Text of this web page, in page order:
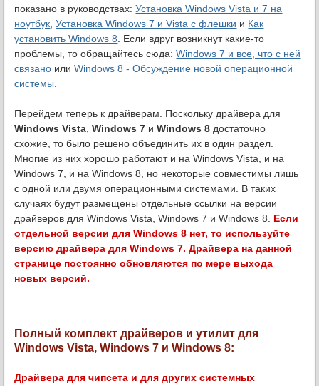
показано в руководствах:Установка Windows Vista и 7 на
ноутбук ,Установка Windows 7 и Vista с флешки и Как
установить Windows 8 . Если вдруг возникнут какие-то
проблемы, то обращайтесь сюда:Windows 7 и все, что с ней
связано илиWindows 8 - Обсуждение новой операционной
системы
Перейдем теперь к драйверам. Поскольку драйвера для
Windows Vista ,Windows 7 иWindows 8 достаточно
схожие, то было решено объединить их в один раздел.
Многие из них хорошо работают и на Windows Vista, и на
Windows 7, и на Windows 8, но некоторые совместимы лишь
с одной или двумя операционными системами. В таких
случаях будут размещены отдельные ссылки на версии
драйверов для Windows Vista, Windows 7 и Windows 8. Если
отдельной версии для Windows 8 нет, то используйте
версию драйвера для Windows 7. Драйвера на данной
странице постоянно обновляются по мере выхода
новых версий.
Полный комплект драйверов и утилит для
Windows Vista, Windows 7 и Windows 8:
Драйвера для чипсета и для других системных